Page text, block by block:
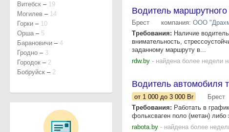
Водитель маршрутного
Брест компания: ООО
Требования: Наличие
внимательность,
заданному маршруту в...
rdw.by - найдена более недели
Водитель автомобиля
от 1 000 до 3 000 Br Брест
Требования: Работать в
фольксваген поло (метан) либо
rabota.by - найдена более
Витебск – 19
Могилев – 14
Горки – 10
Орша – 5
Барановичи – 4
Гродно – 3
Городок – 2
Бобруйск – 2